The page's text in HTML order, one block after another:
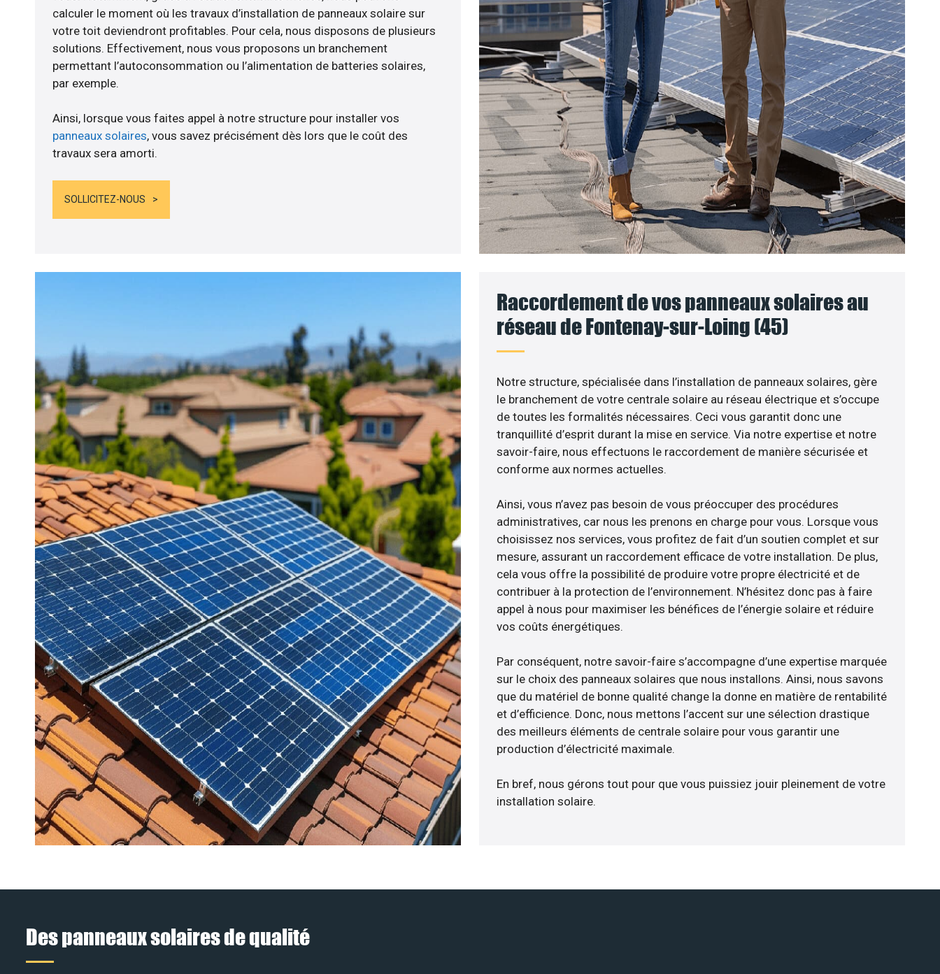
calculer le moment où les travaux d’installation de panneaux solaire sur
votre toit deviendront profitables. Pour cela, nous disposons de plusieurs
solutions. Effectivement, nous vous proposons un branchement
permettant l’autoconsommation ou l’alimentation de batteries solaires,
par exemple.
Ainsi, lorsque vous faites appel à notre structure pour installer vos
panneaux solaires, vous savez précisément dès lors que le coût des
travaux sera amorti.
SOLLICITEZ-NOUS
Raccordement de vos panneaux solaires au
réseau de Fontenay-sur-Loing (45)
Notre structure, spécialisée dans l’installation de panneaux solaires, gère
le branchement de votre centrale solaire au réseau électrique et s’occupe
de toutes les formalités nécessaires. Ceci vous garantit donc une
tranquillité d’esprit durant la mise en service. Via notre expertise et notre
savoir-faire, nous effectuons le raccordement de manière sécurisée et
conforme aux normes actuelles.
Ainsi, vous n’avez pas besoin de vous préoccuper des procédures
administratives, car nous les prenons en charge pour vous. Lorsque vous
choisissez nos services, vous profitez de fait d’un soutien complet et sur
mesure, assurant un raccordement efficace de votre installation. De plus,
cela vous offre la possibilité de produire votre propre électricité et de
contribuer à la protection de l’environnement. N’hésitez donc pas à faire
appel à nous pour maximiser les bénéfices de l’énergie solaire et réduire
vos coûts énergétiques.
Par conséquent, notre savoir-faire s’accompagne d’une expertise marquée
sur le choix des panneaux solaires que nous installons. Ainsi, nous savons
que du matériel de bonne qualité change la donne en matière de rentabilité
et d’efficience. Donc, nous mettons l’accent sur une sélection drastique
des meilleurs éléments de centrale solaire pour vous garantir une
production d’électricité maximale.
En bref, nous gérons tout pour que vous puissiez jouir pleinement de votre
installation solaire.
Des panneaux solaires de qualité